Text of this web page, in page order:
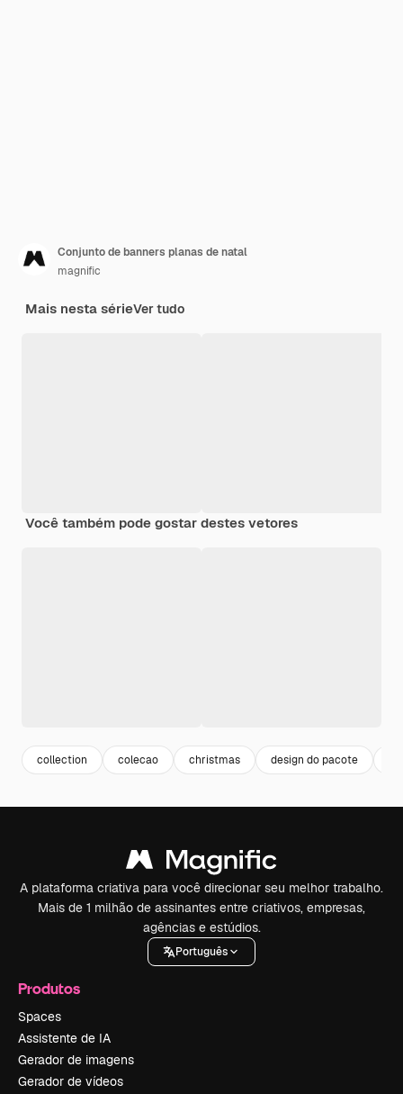
Conjunto de banners planas de natal
magnific
Mais nesta sérieVer tudo
Você também pode gostar destes vetores
collection colecao christmas design do pacote
A plataforma criativa para você direcionar seu melhor trabalho.
Mais de 1 milhão de assinantes entre criativos, empresas,
agências e estúdios.
Português
Produtos
Spaces
Assistente de IA
Gerador de imagens
Gerador de vídeos